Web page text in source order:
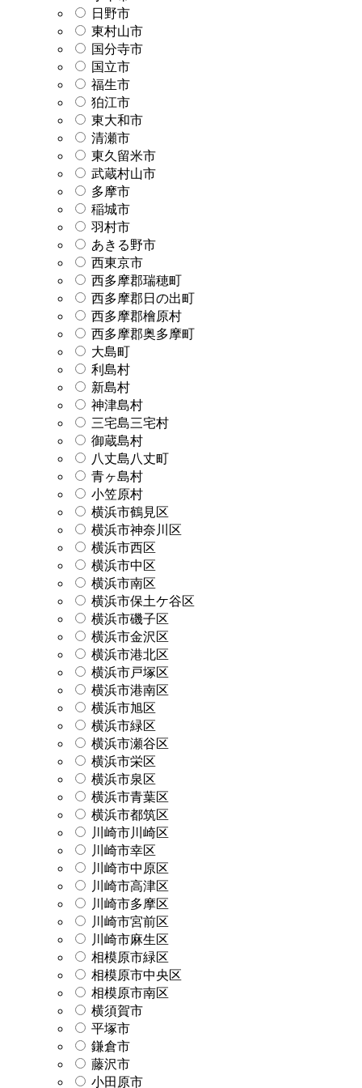
日野市
東村山市
国分寺市
国立市
福生市
狛江市
東大和市
清瀬市
東久留米市
武蔵村山市
多摩市
稲城市
羽村市
あきる野市
西東京市
西多摩郡瑞穂町
西多摩郡日の出町
西多摩郡檜原村
西多摩郡奥多摩町
大島町
利島村
新島村
神津島村
三宅島三宅村
御蔵島村
八丈島八丈町
青ヶ島村
小笠原村
横浜市鶴見区
横浜市神奈川区
横浜市西区
横浜市中区
横浜市南区
横浜市保土ケ谷区
横浜市磯子区
横浜市金沢区
横浜市港北区
横浜市戸塚区
横浜市港南区
横浜市旭区
横浜市緑区
横浜市瀬谷区
横浜市栄区
横浜市泉区
横浜市青葉区
横浜市都筑区
川崎市川崎区
川崎市幸区
川崎市中原区
川崎市高津区
川崎市多摩区
川崎市宮前区
川崎市麻生区
相模原市緑区
相模原市中央区
相模原市南区
横須賀市
平塚市
鎌倉市
藤沢市
小田原市